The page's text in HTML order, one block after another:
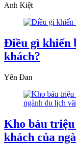
Anh Kiệt
Điều gì khiến
khách?
Yên Đan
Kho báu
khách của